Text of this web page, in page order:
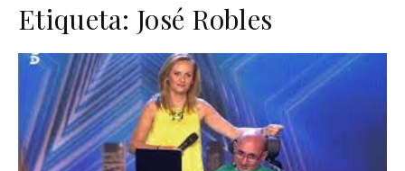
Etiqueta: José Robles